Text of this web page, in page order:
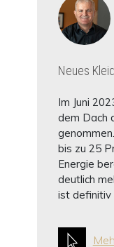
Neues
Im Juni
dem Dach
bis zu 25
Energie
deutlich
ist definitiv